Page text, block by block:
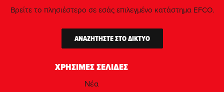
ΧΡΗΣΙΜΕΣ ΣΕΛΙΔΕΣ
Νέα
Βρείτε το πλησιέστερο σε εσάς επιλεγμένο κατάστημα EFCO.
ΑΝΑΖΗΤΗΣΤΕ ΣΤΟ ΔΙΚΤΥΟ